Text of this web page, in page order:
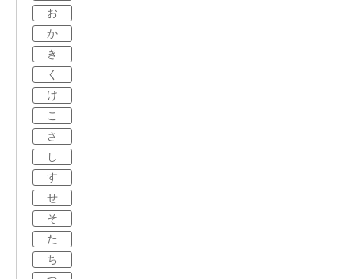
お
か
き
く
け
こ
さ
し
す
せ
そ
た
ち